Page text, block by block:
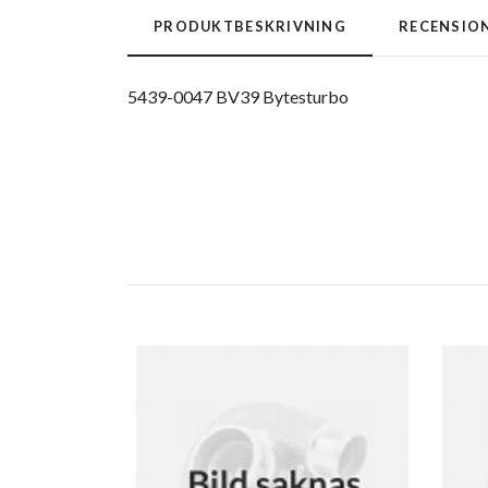
PRODUKTBESKRIVNING
5439-0047 BV39 Bytesturbo